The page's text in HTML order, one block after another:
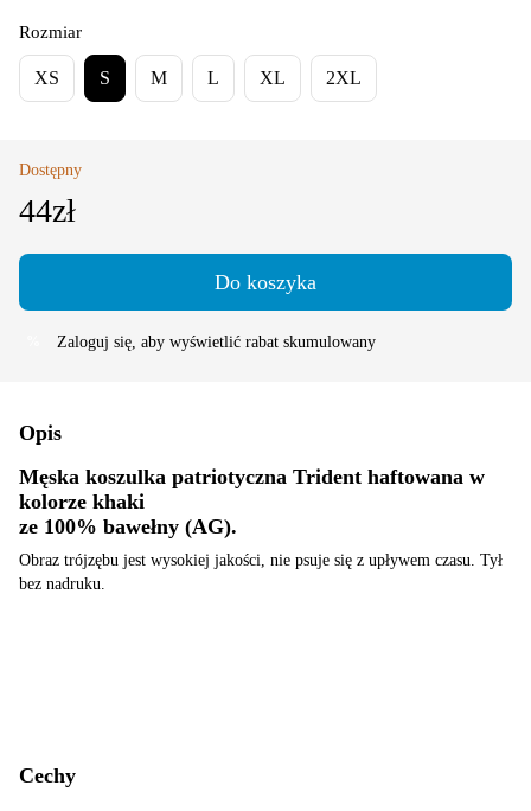
Rozmiar
XS S M L XL 2XL
Dostępny
44zł
Do koszyka
Zaloguj się , aby wyświetlić rabat skumulowany
Opis
Męska koszulka patriotyczna Trident haftowana w
kolorze khaki
ze 100% bawełny (AG).
Obraz trójzębu jest wysokiej jakości, nie psuje się z upływem czasu. Tył
bez nadruku.
Cechy